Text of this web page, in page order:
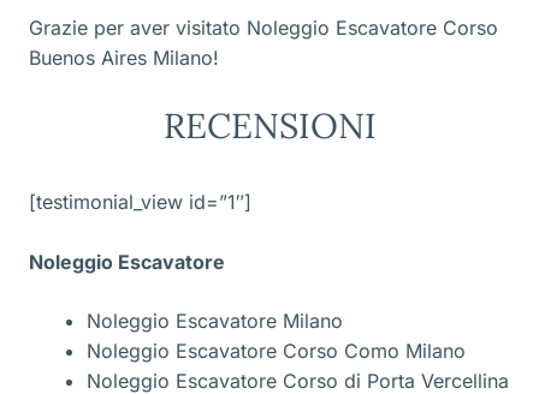
Grazie per aver visitato Noleggio Escavatore Corso
Buenos Aires Milano!
RECENSIONI
[testimonial_view id=”1″]
Noleggio Escavatore
Noleggio Escavatore Milano
Noleggio Escavatore Corso Como Milano
Noleggio Escavatore Corso di Porta Vercellina